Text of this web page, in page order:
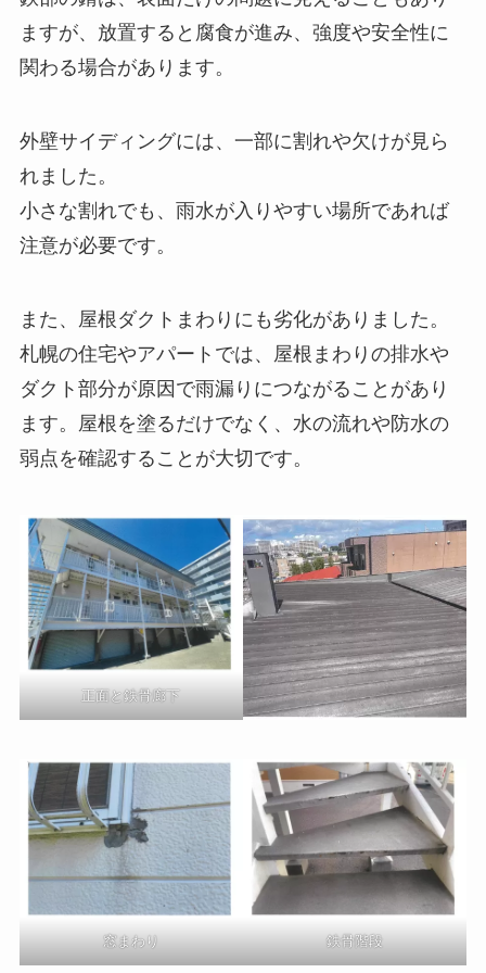
ますが、放置すると腐食が進み、強度や安全性に
関わる場合があります。
外壁サイディングには、一部に割れや欠けが見ら
れました。
小さな割れでも、雨水が入りやすい場所であれば
注意が必要です。
また、屋根ダクトまわりにも劣化がありました。
札幌の住宅やアパートでは、屋根まわりの排水や
ダクト部分が原因で雨漏りにつながることがあり
ます。屋根を塗るだけでなく、水の流れや防水の
弱点を確認することが大切です。
正面と鉄骨廊下
窓まわり 鉄骨階段